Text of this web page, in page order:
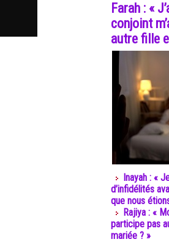
Farah : «
conjoint
autre fille
Inayah : «
d’infidélités
que nous
Rajiya : «
participe pas
mariée ? »